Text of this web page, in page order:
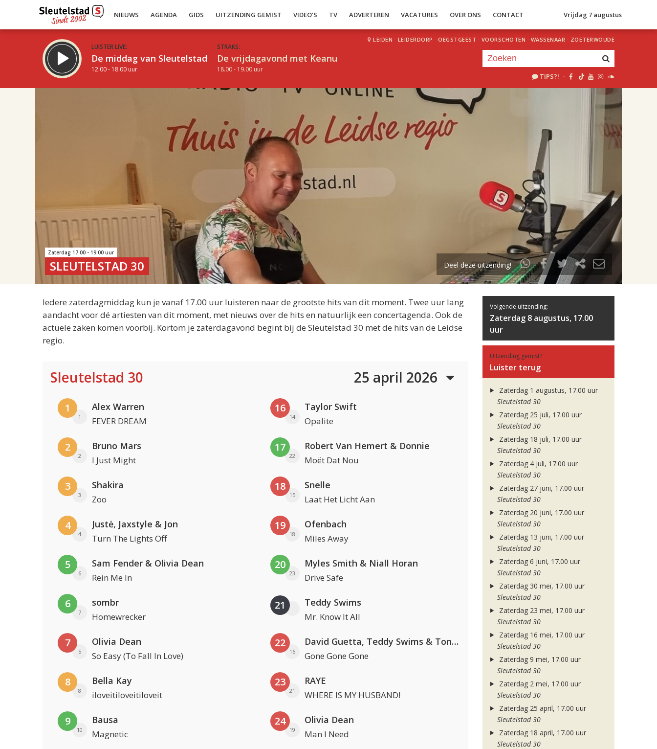
NIEUWS AGENDA GIDS UITZENDING GEMIST VIDEO’S TV ADVERTEREN VACATURES OVER ONS CONTACT Vrijdag 7 augustus
LUISTER LIVE:
De middag van Sleutelstad
12.00 - 18.00 uur
STRAKS:
De vrijdagavond met Keanu
18.00 - 19.00 uur
LEIDEN · LEIDERDORP · OEGSTGEEST · VOORSCHOTEN · WASSENAAR · ZOETERWOUDE
TIPS?! ·
uur 1 van 2
Volgend uur
Zaterdag 17.00 - 19.00 uur
SLEUTELSTAD 30 Deel deze uitzending!
Iedere zaterdagmiddag kun je vanaf 17.00 uur luisteren naar de grootste hits van dit moment. Twee uur lang
aandacht voor dé artiesten van dit moment, met nieuws over de hits en natuurlijk een concertagenda. Ook de
actuele zaken komen voorbij. Kortom je zaterdagavond begint bij de Sleutelstad 30 met de hits van de Leidse
regio.
Sleutelstad 30 25 april 2026
1
1
Alex Warren
FEVER DREAM
2
2
Bruno Mars
I Just Might
3
3
Shakira
Zoo
4
4
Justė, Jaxstyle & Jon
Turn The Lights Off
5
6
Sam Fender & Olivia Dean
Rein Me In
6
7
sombr
Homewrecker
7
5
Olivia Dean
So Easy (To Fall In Love)
8
8
Bella Kay
iloveitiloveitiloveit
9
10
Bausa
Magnetic
16
14
Taylor Swift
Opalite
17
22
Robert Van Hemert & Donnie
Moët Dat Nou
18
15
Snelle
Laat Het Licht Aan
19
18
Ofenbach
Miles Away
20
23
Myles Smith & Niall Horan
Drive Safe
21 Teddy Swims
Mr. Know It All
22
16
David Guetta, Teddy Swims & Tones And I
Gone Gone Gone
23
21
RAYE
WHERE IS MY HUSBAND!
24
19
Olivia Dean
Man I Need
Volgende uitzending:
Zaterdag 8 augustus, 17.00
uur
Uitzending gemist?
Luister terug
Zaterdag 1 augustus, 17.00 uur
Sleutelstad 30
Zaterdag 25 juli, 17.00 uur
Sleutelstad 30
Zaterdag 18 juli, 17.00 uur
Sleutelstad 30
Zaterdag 4 juli, 17.00 uur
Sleutelstad 30
Zaterdag 27 juni, 17.00 uur
Sleutelstad 30
Zaterdag 20 juni, 17.00 uur
Sleutelstad 30
Zaterdag 13 juni, 17.00 uur
Sleutelstad 30
Zaterdag 6 juni, 17.00 uur
Sleutelstad 30
Zaterdag 30 mei, 17.00 uur
Sleutelstad 30
Zaterdag 23 mei, 17.00 uur
Sleutelstad 30
Zaterdag 16 mei, 17.00 uur
Sleutelstad 30
Zaterdag 9 mei, 17.00 uur
Sleutelstad 30
Zaterdag 2 mei, 17.00 uur
Sleutelstad 30
Zaterdag 25 april, 17.00 uur
Sleutelstad 30
Zaterdag 18 april, 17.00 uur
Sleutelstad 30